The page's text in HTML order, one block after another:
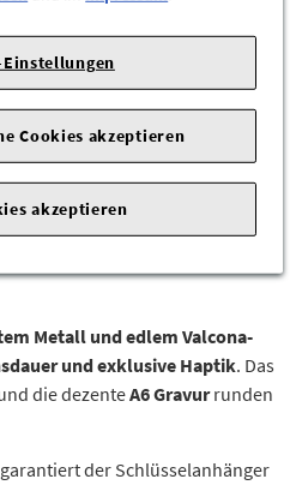
A6überzeugt durch
markentypisches Design
steht er fürEleganz
durch Anheben und Drehen
der Fahrzeugschlüssel
Metall und edlem Valcona-
und exklusive Haptik. Das
die dezenteA6 Gravurrunden
der Schlüsselanhänger
Cookies akzeptieren
akzeptieren